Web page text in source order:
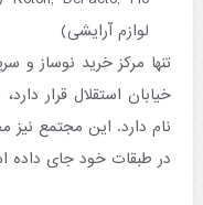
لوازم آرایشی)
تنها مرکز خرید نوساز و
نام دارد. این مجتمع نیز
در طبقات خود جای داده